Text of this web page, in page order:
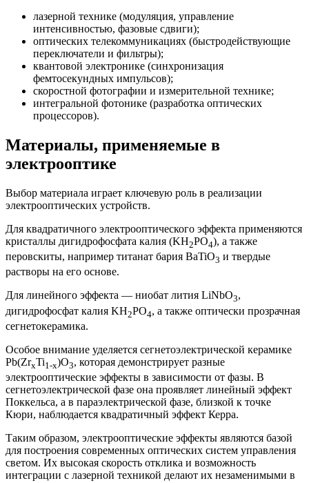
лазерной технике (модуляция, управление
интенсивностью, фазовые сдвиги);
оптических телекоммуникациях (быстродействующие
переключатели и фильтры);
квантовой электронике (синхронизация
фемтосекундных импульсов);
скоростной фотографии и измерительной технике;
интегральной фотонике (разработка оптических
процессоров).
Материалы, применяемые в
электрооптике
Выбор материала играет ключевую роль в реализации
электрооптических устройств.
Для квадратичного электрооптического эффекта применяются
кристаллы дигидрофосфата калия (KH2PO4), а также
перовскиты, например титанат бария BaTiO3 и твердые
растворы на его основе.
Для линейного эффекта — ниобат лития LiNbO3,
дигидрофосфат калия KH2PO4, а также оптически прозрачная
сегнетокерамика.
Особое внимание уделяется сегнетоэлектрической керамике
Pb(ZrxTi1-x)O3, которая демонстрирует разные
электрооптические эффекты в зависимости от фазы. В
сегнетоэлектрической фазе она проявляет линейный эффект
Поккельса, а в параэлектрической фазе, близкой к точке
Кюри, наблюдается квадратичный эффект Керра.
Таким образом, электрооптические эффекты являются базой
для построения современных оптических систем управления
светом. Их высокая скорость отклика и возможность
интеграции с лазерной техникой делают их незаменимыми в